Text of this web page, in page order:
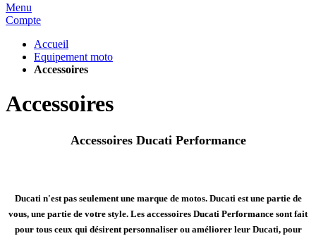
Menu
Compte
Accueil
Equipement moto
Accessoires
Accessoires
Accessoires Ducati Performance
Ducati n'est pas seulement une marque de motos. Ducati est une partie de
vous, une partie de votre style. Les accessoires Ducati Performance sont fait
pour tous ceux qui désirent personnaliser ou améliorer leur Ducati, pour